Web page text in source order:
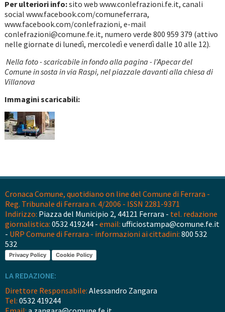
Per ulteriori info:sito web www.conlefrazioni.fe.it, canali
social www.facebook.com/comuneferrara,
www.facebook.com/conlefrazioni, e-mail
conlefrazioni@comune.fe.it, numero verde 800 959 379 (attivo
nelle giornate di lunedì, mercoledì e venerdì dalle 10 alle 12).
Nella foto - scaricabile in fondo alla pagina - l'Apecar del
Comune in sosta in via Raspi, nel piazzale davanti alla chiesa di
Villanova
Immagini scaricabili:
Cronaca Comune, quotidiano on line del Comune di Ferrara -
Reg. Tribunale di Ferrara n. 4/2006 - ISSN 2281-9371
Indirizzo: Piazza del Municipio 2, 44121 Ferrara - tel. redazione
giornalistica: 0532 419244 - email: ufficiostampa@comune.fe.it
- URP Comune di Ferrara - informazioni ai cittadini: 800 532
532
Privacy Policy Cookie Policy
LA REDAZIONE:
Direttore Responsabile: Alessandro Zangara
Tel: 0532 419244